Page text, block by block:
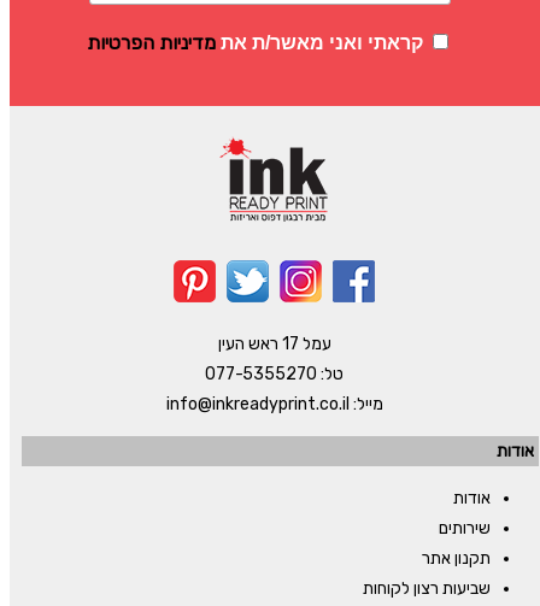
קראתי ואני מאשר/ת את מדיניות הפרטיות
עמל 17 ראש העין
טל: 077-5355270
מייל: info@inkreadyprint.co.il
אודות
אודות
שירותים
תקנון אתר
שביעות רצון לקוחות